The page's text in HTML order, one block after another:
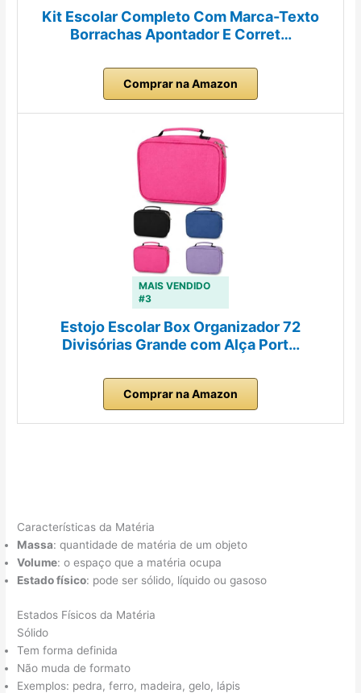
Kit Escolar Completo Com Marca-Texto
Borrachas Apontador E Corret…
Comprar na Amazon
MAIS VENDIDO
#3
Estojo Escolar Box Organizador 72
Divisórias Grande com Alça Port…
Comprar na Amazon
Características da Matéria
Massa: quantidade de matéria de um objeto
Volume: o espaço que a matéria ocupa
Estado físico: pode ser sólido, líquido ou gasoso
Estados Físicos da Matéria
Sólido
Tem forma definida
Não muda de formato
Exemplos: pedra, ferro, madeira, gelo, lápis